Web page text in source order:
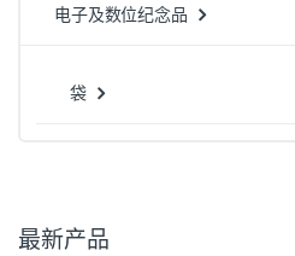
电子及数位纪念品
袋
最新产品